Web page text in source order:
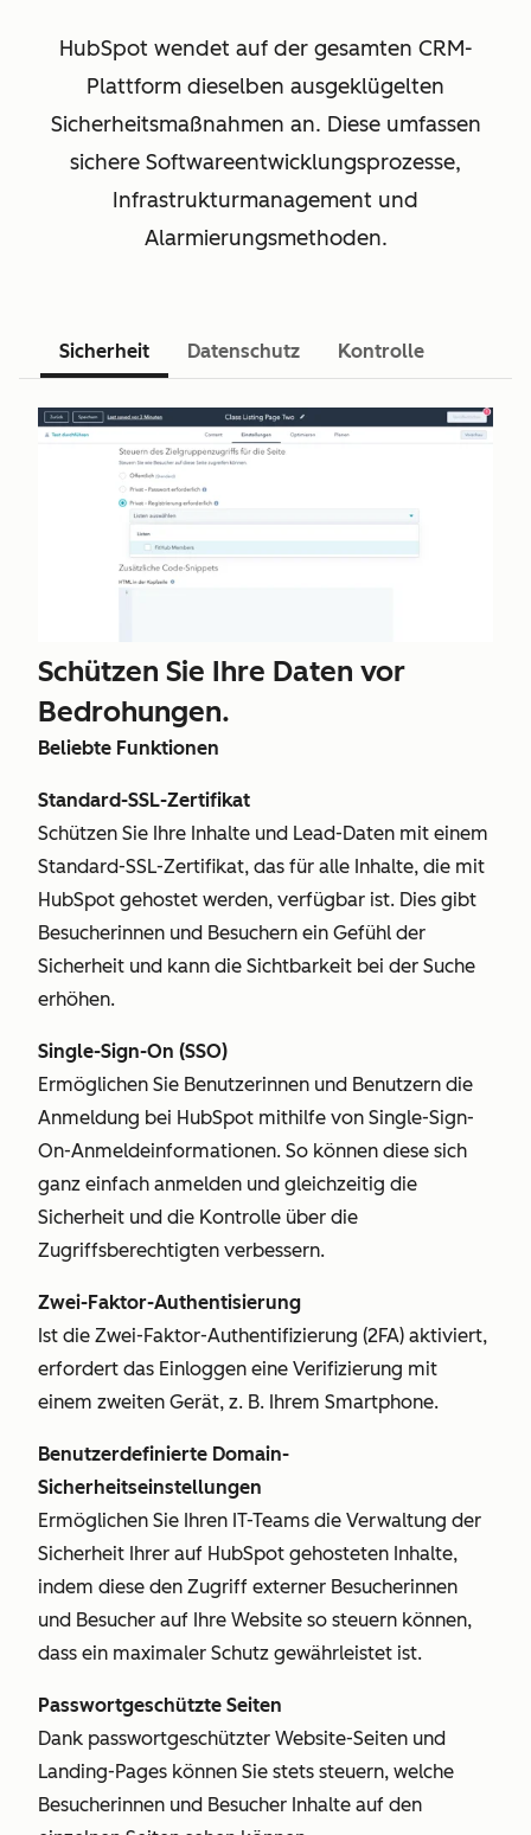
HubSpot wendet auf der gesamten CRM-
Plattform dieselben ausgeklügelten
Sicherheitsmaßnahmen an. Diese umfassen
sichere Softwareentwicklungsprozesse,
Infrastrukturmanagement und
Alarmierungsmethoden.
Sicherheit Datenschutz Kontrolle
Schützen Sie Ihre Daten vor
Bedrohungen.
Beliebte Funktionen
Standard-SSL-Zertifikat
Schützen Sie Ihre Inhalte und Lead-Daten mit einem
Standard-SSL-Zertifikat, das für alle Inhalte, die mit
HubSpot gehostet werden, verfügbar ist. Dies gibt
Besucherinnen und Besuchern ein Gefühl der
Sicherheit und kann die Sichtbarkeit bei der Suche
erhöhen.
Single-Sign-On (SSO)
Ermöglichen Sie Benutzerinnen und Benutzern die
Anmeldung bei HubSpot mithilfe von Single-Sign-
On-Anmeldeinformationen. So können diese sich
ganz einfach anmelden und gleichzeitig die
Sicherheit und die Kontrolle über die
Zugriffsberechtigten verbessern.
Zwei-Faktor-Authentisierung
Ist die Zwei-Faktor-Authentifizierung (2FA) aktiviert,
erfordert das Einloggen eine Verifizierung mit
einem zweiten Gerät, z. B. Ihrem Smartphone.
Benutzerdefinierte Domain-
Sicherheitseinstellungen
Ermöglichen Sie Ihren IT-Teams die Verwaltung der
Sicherheit Ihrer auf HubSpot gehosteten Inhalte,
indem diese den Zugriff externer Besucherinnen
und Besucher auf Ihre Website so steuern können,
dass ein maximaler Schutz gewährleistet ist.
Passwortgeschützte Seiten
Dank passwortgeschützter Website-Seiten und
Landing-Pages können Sie stets steuern, welche
Besucherinnen und Besucher Inhalte auf den